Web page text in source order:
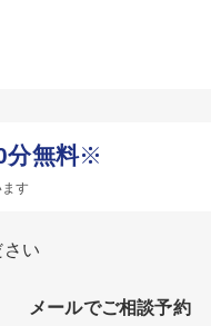
分無料※
す
い
メールでご相談予約